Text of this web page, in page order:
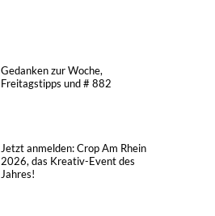
Gedanken zur Woche,
Freitagstipps und # 882
Jetzt anmelden: Crop Am Rhein
2026, das Kreativ-Event des
Jahres!